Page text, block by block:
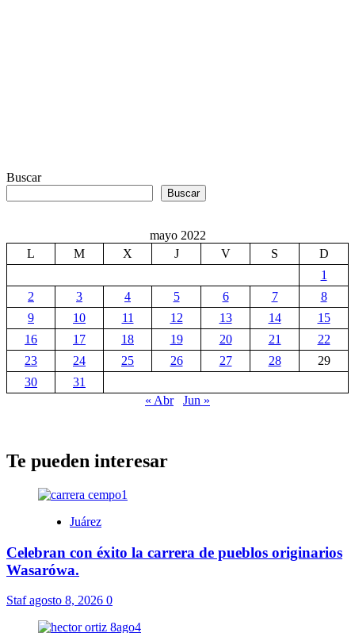
Buscar
Buscar
mayo 2022
L
M X J V S
D
1
2
3 4 5 6 7
8
9
10 11 12 13 14
15
16
17 18 19 20 21
22
23
24 25 26 27 28
29
30
31
« Abr
Jun »
Te pueden interesar
Juárez
Celebran con éxito la carrera de pueblos originarios
Wasarówa.
Stafagosto 8, 2026 0